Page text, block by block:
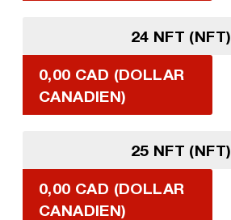
24 NFT (NFT)
0,00 CAD (DOLLAR
CANADIEN)
25 NFT (NFT)
0,00 CAD (DOLLAR
CANADIEN)